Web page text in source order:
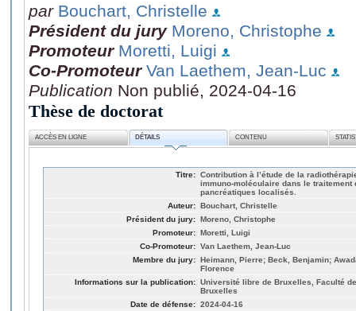
par Bouchart, Christelle
Président du jury Moreno, Christophe
Promoteur Moretti, Luigi
Co-Promoteur Van Laethem, Jean-Luc
Publication Non publié, 2024-04-16
Thèse de doctorat
ACCÈS EN LIGNE DÉTAILS CONTENU
Titre: Contribution à l’étude de la
immuno-moléculaire dans le traitement
pancréatiques localisés.
Auteur: Bouchart, Christelle
Président du jury: Moreno, Christophe
Promoteur: Moretti, Luigi
Co-Promoteur: Van Laethem, Jean-Luc
Membre du jury: Heimann, Pierre; Beck, Benjamin;
Florence
Informations sur la publication: Université libre de Bruxelles, Faculté
Bruxelles
Date de défense: 2024-04-16